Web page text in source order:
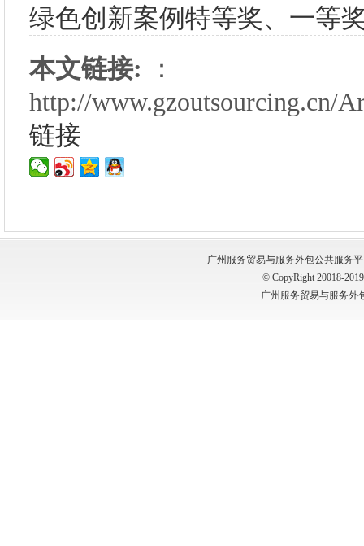
绿色创新案例特等奖、一等
本文链接: ：
http://www.gzoutsourcing.cn/
链接
广州服务贸易与服务外包公共服务平
© CopyRight 20018-
广州服务贸易与服务外